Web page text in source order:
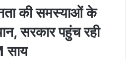
की समस्याओं के
सरकार पहुंच रही
साय